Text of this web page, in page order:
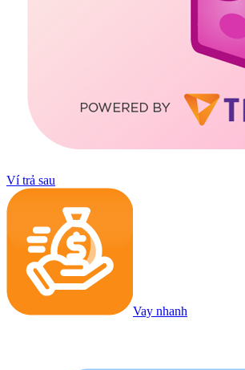
Ví trả sau
Vay nhanh